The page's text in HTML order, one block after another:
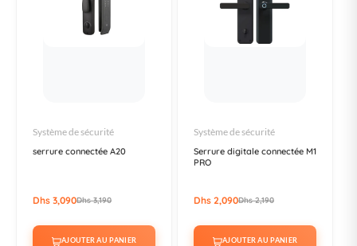
Système de sécurité
serrure connectée A20
Dhs 3,090Dhs 3,190
AJOUTER AU PANIER
Système de sécurité
Serrure digitale connectée M1
PRO
Dhs 2,090Dhs 2,190
AJOUTER AU PANIER